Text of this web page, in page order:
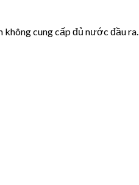
cung cấp đủ nước đầu ra.